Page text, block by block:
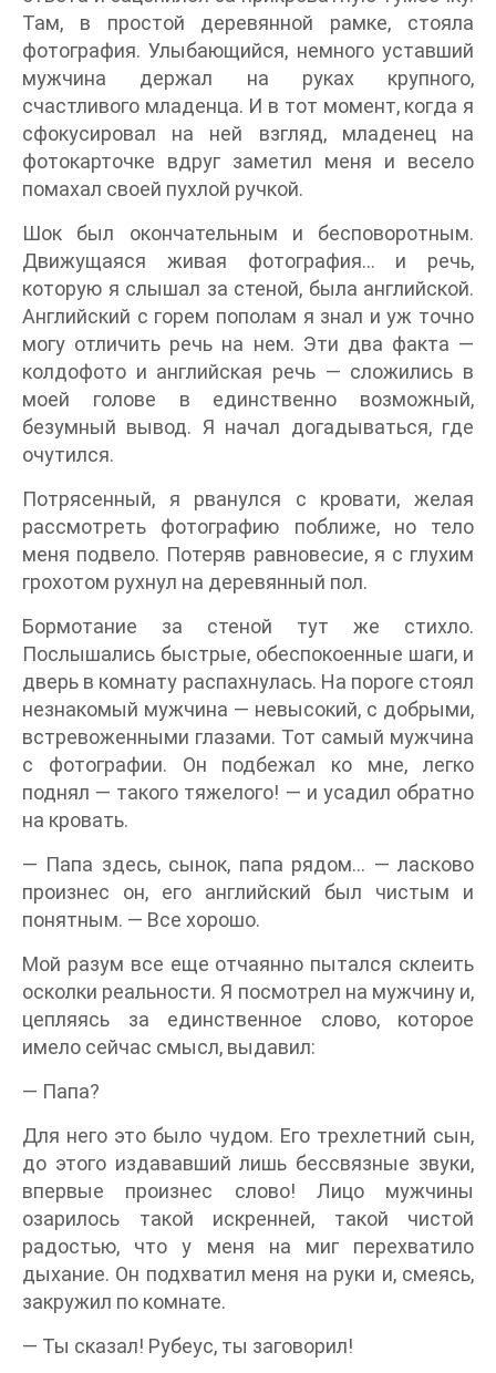
Там, в простой деревянной рамке, стояла
фотография. Улыбающийся, немного уставший
мужчина держал на руках крупного,
счастливого младенца. И в тот момент, когда я
сфокусировал на ней взгляд, младенец на
фотокарточке вдруг заметил меня и весело
помахал своей пухлой ручкой.
Шок был окончательным и бесповоротным.
Движущаяся живая фотография… и речь,
которую я слышал за стеной, была английской.
Английский с горем пополам я знал и уж точно
могу отличить речь на нем. Эти два факта —
колдофото и английская речь — сложились в
моей голове в единственно возможный,
безумный вывод. Я начал догадываться, где
очутился.
Потрясенный, я рванулся с кровати, желая
рассмотреть фотографию поближе, но тело
меня подвело. Потеряв равновесие, я с глухим
грохотом рухнул на деревянный пол.
Бормотание за стеной тут же стихло.
Послышались быстрые, обеспокоенные шаги, и
дверь в комнату распахнулась. На пороге стоял
незнакомый мужчина — невысокий, с добрыми,
встревоженными глазами. Тот самый мужчина
с фотографии. Он подбежал ко мне, легко
поднял — такого тяжелого! — и усадил обратно
на кровать.
— Папа здесь, сынок, папа рядом… — ласково
произнес он, его английский был чистым и
понятным. — Все хорошо.
Мой разум все еще отчаянно пытался склеить
осколки реальности. Я посмотрел на мужчину и,
цепляясь за единственное слово, которое
имело сейчас смысл, выдавил:
— Папа?
Для него это было чудом. Его трехлетний сын,
до этого издававший лишь бессвязные звуки,
впервые произнес слово! Лицо мужчины
озарилось такой искренней, такой чистой
радостью, что у меня на миг перехватило
дыхание. Он подхватил меня на руки и, смеясь,
закружил по комнате.
— Ты сказал! Рубеус, ты заговорил!